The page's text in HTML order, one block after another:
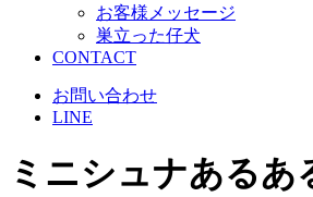
お客様メッセージ
巣立った仔犬
CONTACT
お問い合わせ
LINE
ミニシュナあるあ